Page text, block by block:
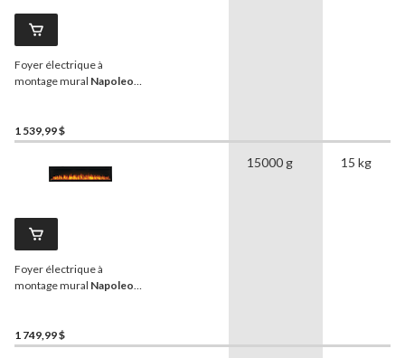
Foyer électrique à
montage mural Napoleon
noir
1 539,99 $
Foyer électrique à
montage mural Napoleon
noir
1 749,99 $
15000 g 15 kg